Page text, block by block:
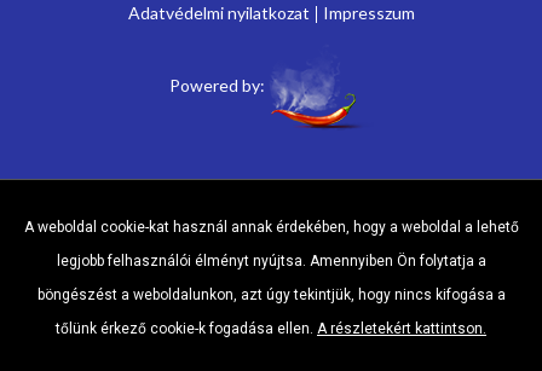
Adatvédelmi nyilatkozat Impresszum
Powered by:
A weboldal cookie-kat használ annak érdekében, hogy a weboldal a lehető
legjobb felhasználói élményt nyújtsa. Amennyiben Ön folytatja a
böngészést a weboldalunkon, azt úgy tekintjük, hogy nincs kifogása a
tőlünk érkező cookie-k fogadása ellen. A részletekért kattintson.